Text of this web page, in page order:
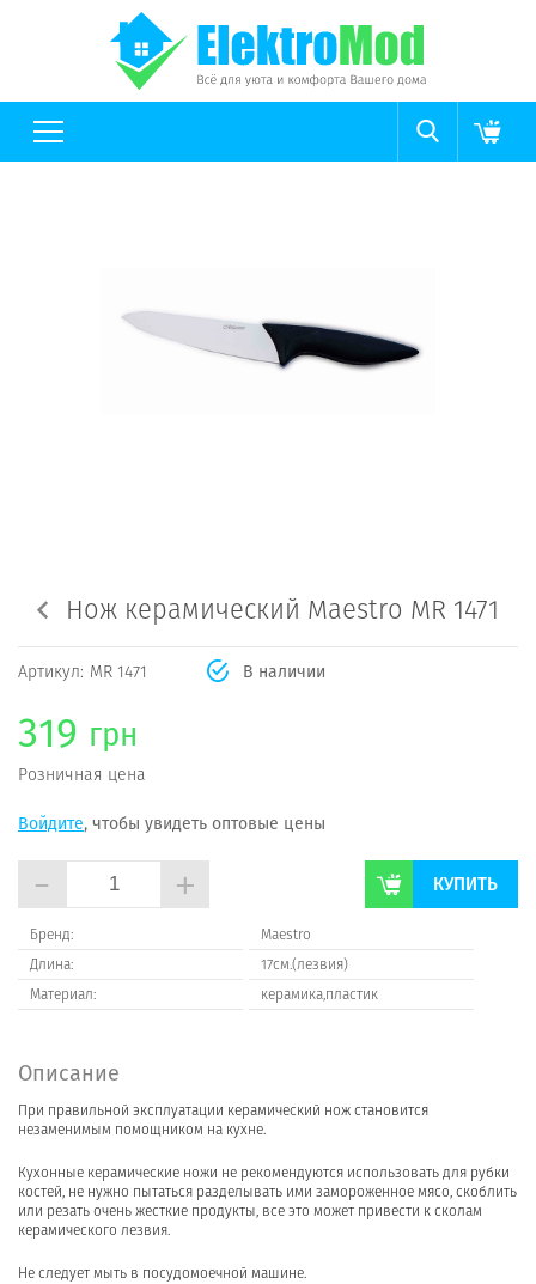
Нож керамический Maestro MR 1471
Артикул: MR 1471 В наличии
319 грн
Розничная цена
Войдите, чтобы увидеть оптовые цены
- + КУПИТЬ
Бренд:
Maestro
Длина:
17см.(лезвия)
Материал:
керамика,пластик
Описание
При правильной эксплуатации керамический нож становится
незаменимым помощником на кухне.
Кухонные керамические ножи не рекомендуются использовать для рубки
костей, не нужно пытаться разделывать ими замороженное мясо, скоблить
или резать очень жесткие продукты, все это может привести к сколам
керамического лезвия.
Не следует мыть в посудомоечной машине.